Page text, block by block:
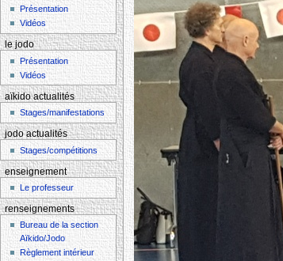
Présentation
Vidéos
le jodo
Présentation
Vidéos
aïkido actualités
Stages/manifestations
jodo actualités
Stages/compétitions
enseignement
Le professeur
renseignements
Bureau de la section
Aïkido/Jodo
Règlement intérieur